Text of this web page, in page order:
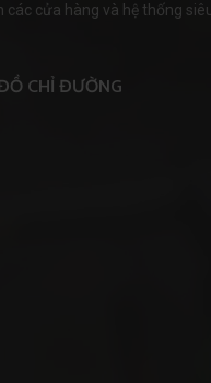
cửa hàng và hệ thống
CHỈ ĐƯỜNG